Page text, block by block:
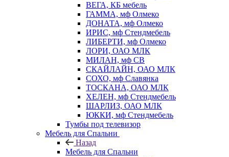
ВЕГА, КБ мебель
ГАММА, мф Олмеко
ДОНАТА, мф Олмеко
ИРИС, мф Стендмебель
ЛИБЕРТИ, мф Олмеко
ЛОРИ, ОАО МЛК
МИЛАН, мф СВ
СКАЙЛАЙН, ОАО МЛК
СОХО, мф Славянка
ТОСКАНА, ОАО МЛК
ХЕЛЕН, мф Стендмебель
ШАРЛИЗ, ОАО МЛК
ЮККИ, мф Стендмебель
Тумбы под телевизор
Мебель для Спальни
Назад
Мебель для Спальни